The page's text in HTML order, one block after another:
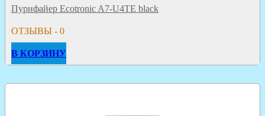
Пурифайер Ecotronic A7-U4TE black
ОТЗЫВЫ - 0
В КОРЗИНУ